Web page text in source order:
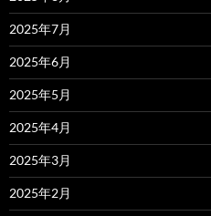
2025年7月
2025年6月
2025年5月
2025年4月
2025年3月
2025年2月